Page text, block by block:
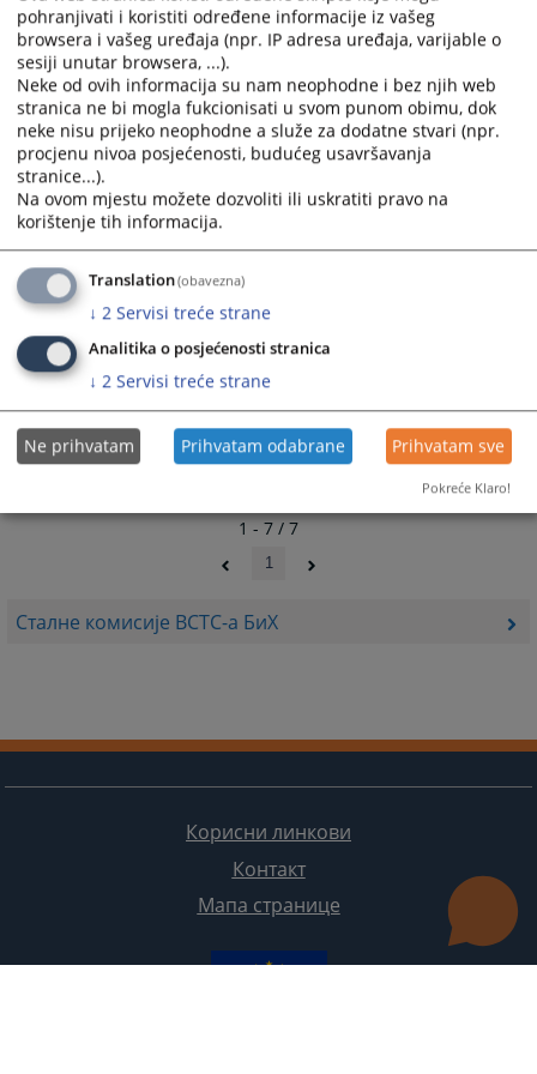
Сталне комисије ВСТС-а БиХ
calendar
and
select
a
date.
Press
the
question
mark
to
get
keyboard
shortcuts
changing
dates.
calendar
and
select
a
date.
Press
the
question
get
the
keyboard
shortcuts
changing
dates.
Стална комисија за едукацију и судску документацију
Стална комисија за ефикасност и квалитет тужилаштава
Стална комисија за спровођење тестних процедура,
структурираног разговора и унапређење поступка
именовања
Стална комисија за легислативу
Сталне комисије ВСТС-а БиХ
1 - 7 / 7
1
Корисни линкови
Контакт
Мапа странице
pohranjivati i koristiti određene informacije iz vašeg
browsera i vašeg uređaja (npr. IP adresa uređaja, varijable o
sesiji unutar browsera, ...).
Neke od ovih informacija su nam neophodne i bez njih web
stranica ne bi mogla fukcionisati u svom punom obimu, dok
neke nisu prijeko neophodne a služe za dodatne stvari (npr.
procjenu nivoa posjećenosti, budućeg usavršavanja
stranice...).
Na ovom mjestu možete dozvoliti ili uskratiti pravo na
korištenje tih informacija.
Translation(obavezna)
↓ 2 Servisi treće strane
Analitika o posjećenosti stranica
↓ 2 Servisi treće strane
Ne prihvatam Prihvatam odabrane Prihvatam sve
Pokreće Klaro!